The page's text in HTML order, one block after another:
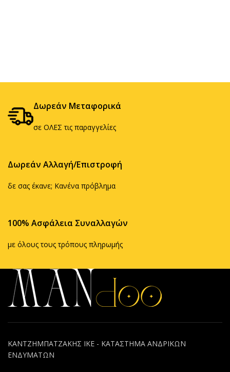
Δωρεάν Μεταφορικά
σε ΟΛΕΣ τις παραγγελίες
Δωρεάν Αλλαγή/Επιστροφή
δε σας έκανε; Κανένα πρόβλημα
100% Ασφάλεια Συναλλαγών
με όλους τους τρόπους πληρωμής
ΚΑΝΤΖΗΜΠΑΤΖΑΚΗΣ ΙΚΕ - ΚΑΤΑΣΤΗΜΑ ΑΝΔΡΙΚΩΝ
ΕΝΔΥΜΑΤΩΝ